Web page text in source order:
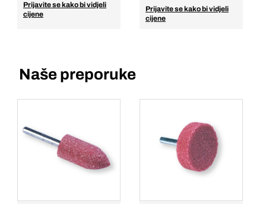
Prijavite se kako bi vidjeli
cijene
Prijavite se kako bi vidjeli
cijene
Naše preporuke